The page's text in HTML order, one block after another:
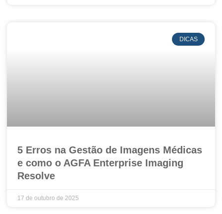
DICAS
5 Erros na Gestão de Imagens Médicas
e como o AGFA Enterprise Imaging
Resolve
17 de outubro de 2025